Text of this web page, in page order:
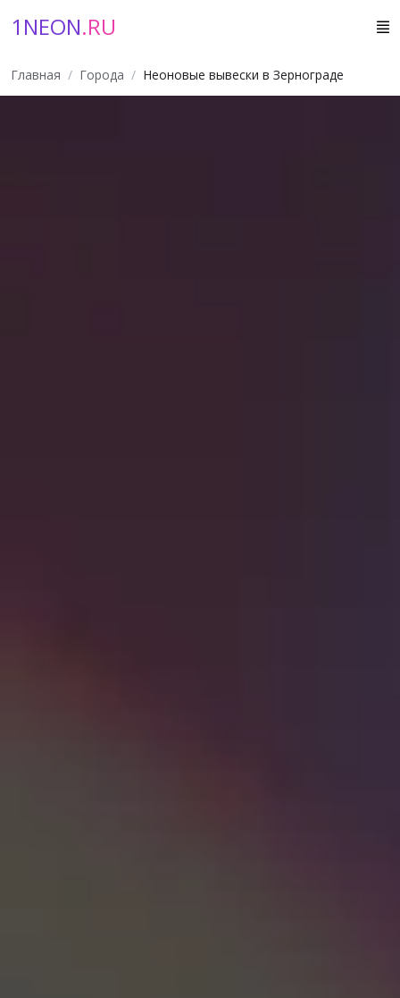
1NEON.RU
Главная Города Неоновые вывески в Зернограде